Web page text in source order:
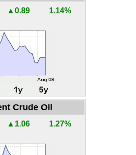
▲0.89 1.14%
Crude Oil
▲1.06 1.27%